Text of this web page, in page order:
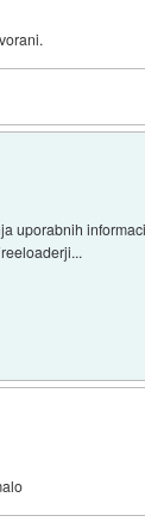
uporabnih